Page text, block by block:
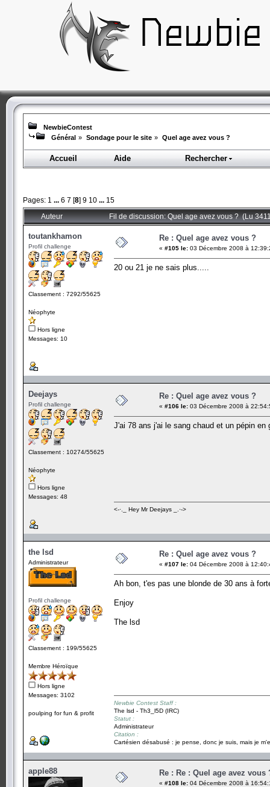
NewbieContest
Général » Sondage pour le site » Quel age avez vous ?
Accueil Aide Rechercher
Pages: 1 ... 6 7 [8] 9 10 ... 15
Auteur Fil de discussion: Quel age avez vous ? (Lu
toutankhamon
Profil challenge
Classement : 7292/55625
Néophyte
Hors ligne
Messages: 10
Re : Quel age avez vous ?
« #105 le: 03 Décembre 2008 à
20 ou 21 je ne sais plus.....
Deejays
Profil challenge
Classement : 10274/55625
Néophyte
Hors ligne
Messages: 48
Re : Quel age avez vous ?
« #106 le: 03 Décembre 2008 à
J'ai 78 ans j'ai le sang chaud et un pépin en
<-·._ Hey Mr Deejays _.·->
the lsd
Administrateur
Profil challenge
Classement : 199/55625
Membre Héroïque
Hors ligne
Messages: 3102
poulping for fun & profit
Re : Quel age avez vous ?
« #107 le: 04 Décembre 2008 à
Ah bon, t'es pas une blonde de 30 ans à
Enjoy
The lsd
Newbie Contest Staff :
The lsd - Th3_l5D (IRC)
Statut :
Administrateur
Citation :
Cartésien désabusé : je pense, donc je suis, mais je
apple88 Re : Re : Quel age avez vous
« #108 le: 04 Décembre 2008 à